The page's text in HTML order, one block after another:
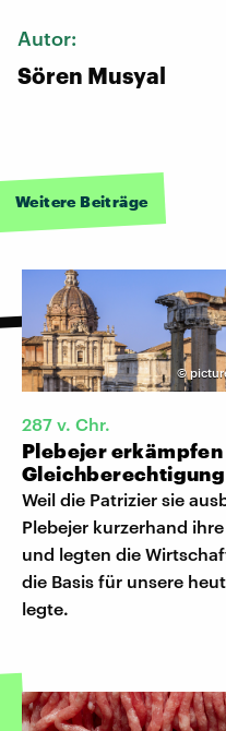
Autor:
Sören Musyal
Weitere Beiträge
©
287 v. Chr.
Plebejer
Gleichberechtigung
Weil die Patrizier sie
Plebejer kurzerhand
und legten die
die Basis für unsere
legte.